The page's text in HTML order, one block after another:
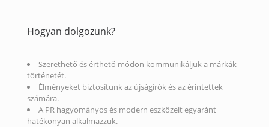
Hogyan dolgozunk?
Szerethető és érthető módon kommunikáljuk a márkák
történetét.
Élményeket biztosítunk az újságírók és az érintettek
számára.
A PR hagyományos és modern eszközeit egyaránt
hatékonyan alkalmazzuk.